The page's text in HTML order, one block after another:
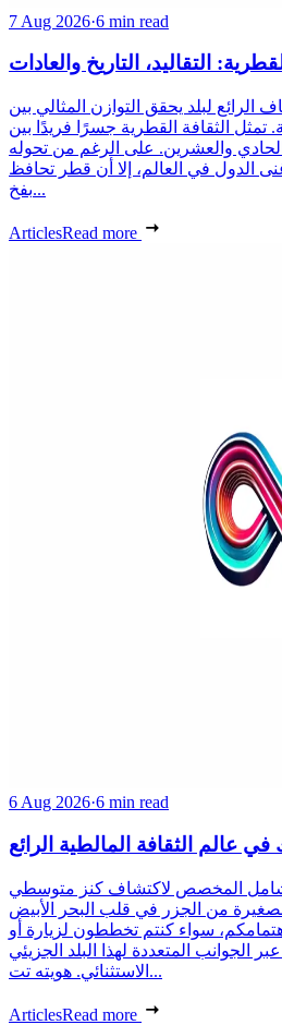
7 Aug 2026·6 min read
التقاليد، التاريخ والعادات
لبلد يحقق التوازن المثالي بين
تمثل الثقافة القطرية جسرًا فريدًا بين
الحادي والعشرين. على الرغم من تحوله
الدول في العالم، إلا أن قطر تحافظ
بفخ...
ArticlesRead more
6 Aug 2026·6 min read
عالم الثقافة المالطية الرائع
المخصص لاكتشاف كنز متوسطي
من الجزر في قلب البحر الأبيض
سواء كنتم تخططون لزيارة أو
الجوانب المتعددة لهذا البلد الجزيئي
الاستثنائي. هويته تت...
ArticlesRead more